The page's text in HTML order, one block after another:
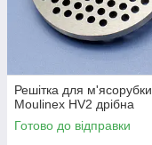
Решітка для м'ясорубки
Moulinex HV2 дрібна
Готово до відправки